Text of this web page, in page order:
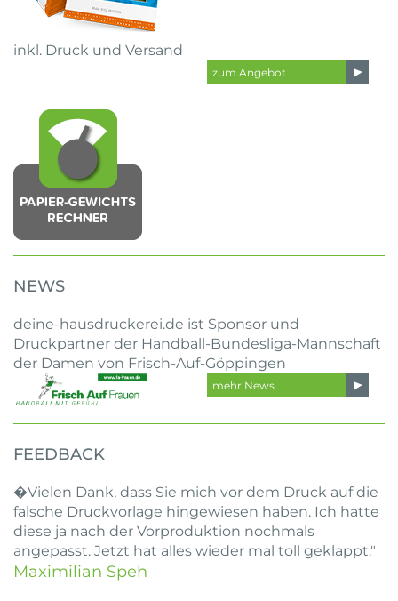
inkl. Druck und Versand
zum Angebot
NEWS
deine-hausdruckerei.de ist Sponsor und
Druckpartner der Handball-Bundesliga-Mannschaft
der Damen von Frisch-Auf-Göppingen
mehr News
FEEDBACK
�Vielen Dank, dass Sie mich vor dem Druck auf die
falsche Druckvorlage hingewiesen haben. Ich hatte
diese ja nach der Vorproduktion nochmals
angepasst. Jetzt hat alles wieder mal toll geklappt."
Maximilian Speh